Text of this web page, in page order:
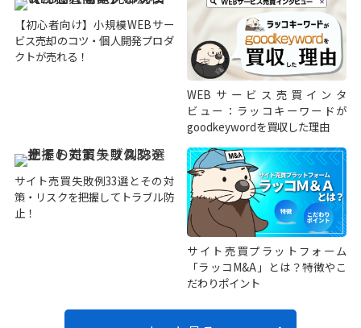
【初心者向け】小規模WEBサー
ビス売却のコツ・個人開発プロダ
クトが売れる！
WEBサービス売買インタ
ビュー：ラッコキーワードが
goodkeywordを買収した理由
サイト売買失敗例33選とその対
策・リスクを把握してトラブル防
止！
サイト売買プラットフォーム
「ラッコM&A」とは？特徴やこ
だわりポイント